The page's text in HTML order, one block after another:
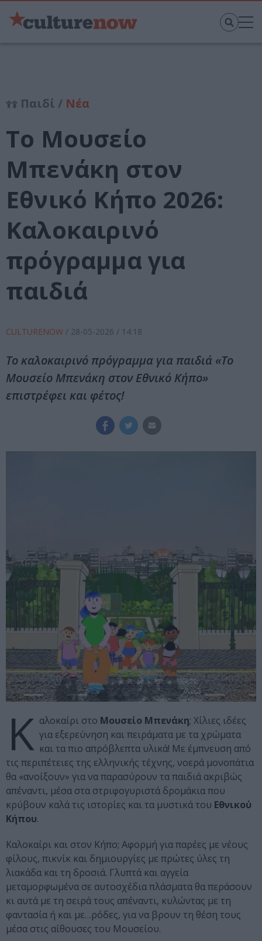
Παιδί / Νέα
Το Μουσείο
Μπενάκη στον
Εθνικό Κήπο 2026:
Καλοκαιρινό
πρόγραμμα για
παιδιά
CULTURENOW / 28-05-2026 / 14:18
Το καλοκαιρινό πρόγραμμα για παιδιά «Το
Μουσείο Μπενάκη στον Εθνικό Κήπο»
επιστρέφει και φέτος!
Κ αλοκαίρι στο Μουσείο Μπενάκη; Χίλιες ιδέες
για εξερεύνηση και πειράματα με τα χρώματα
και τα πιο απρόβλεπτα υλικά! Με έμπνευση από
τις περιπέτειες της ελληνικής τέχνης, νοερά μονοπάτια
θα «ανοίξουν» για να παρασύρουν τα παιδιά ακριβώς
απέναντι, μέσα στα στριφογυριστά δρομάκια που
κρύβουν καλά τις ιστορίες και τα μυστικά του Εθνικού
Κήπου.
Καλοκαίρι και στον Κήπο; Αφορμή για παρέες με νέους
φίλους, πικνίκ και δημιουργίες με πρώτες ύλες τη
λιακάδα και τη δροσιά. Γλυπτά και αγγεία
μεταμορφωμένα σε αυτοσχέδια πλάσματα θα περάσουν
κι αυτά με τη σειρά τους απέναντι, κυλώντας με τη
φαντασία ή και με…ρόδες, για να βρουν τη θέση τους
μέσα στις αίθουσες του Μουσείου.